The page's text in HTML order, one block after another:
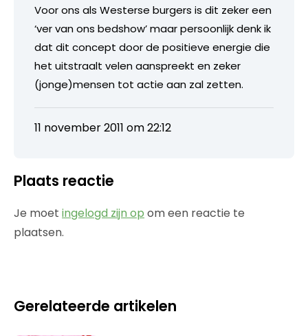
Voor ons als Westerse burgers is dit zeker een
‘ver van ons bedshow’ maar persoonlijk denk ik
dat dit concept door de positieve energie die
het uitstraalt velen aanspreekt en zeker
(jonge)mensen tot actie aan zal zetten.
11 november 2011 om 22:12
Plaats reactie
Je moet ingelogd zijn op om een reactie te
plaatsen.
Gerelateerde artikelen